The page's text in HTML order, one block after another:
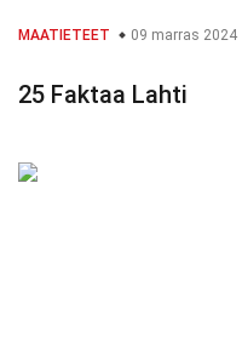
MAATIETEET 09 marras 2024
25 Faktaa Lahti